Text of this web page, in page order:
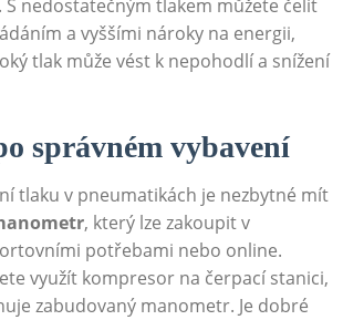
S nedostatečným tlakem můžete čelit
a vyššími nároky na energii,
tlak může vést k nepohodlí a snížení
správném vybavení
tlaku v pneumatikách je nezbytné mít
, který lze zakoupit v
potřebami nebo online.
využít kompresor na čerpací stanici,
zabudovaný manometr. Je dobré